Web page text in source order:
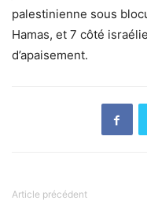
palestinienne sous
Hamas, et 7 côté
d’apaisement.
Article précédent